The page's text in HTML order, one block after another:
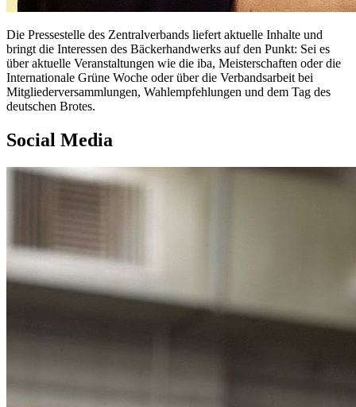
Die Pressestelle des Zentralverbands liefert aktuelle Inhalte und
bringt die Interessen des Bäckerhandwerks auf den Punkt: Sei es
über aktuelle Veranstaltungen wie die iba, Meisterschaften oder die
Internationale Grüne Woche oder über die Verbandsarbeit bei
Mitgliederversammlungen, Wahlempfehlungen und dem Tag des
deutschen Brotes.
Social Media